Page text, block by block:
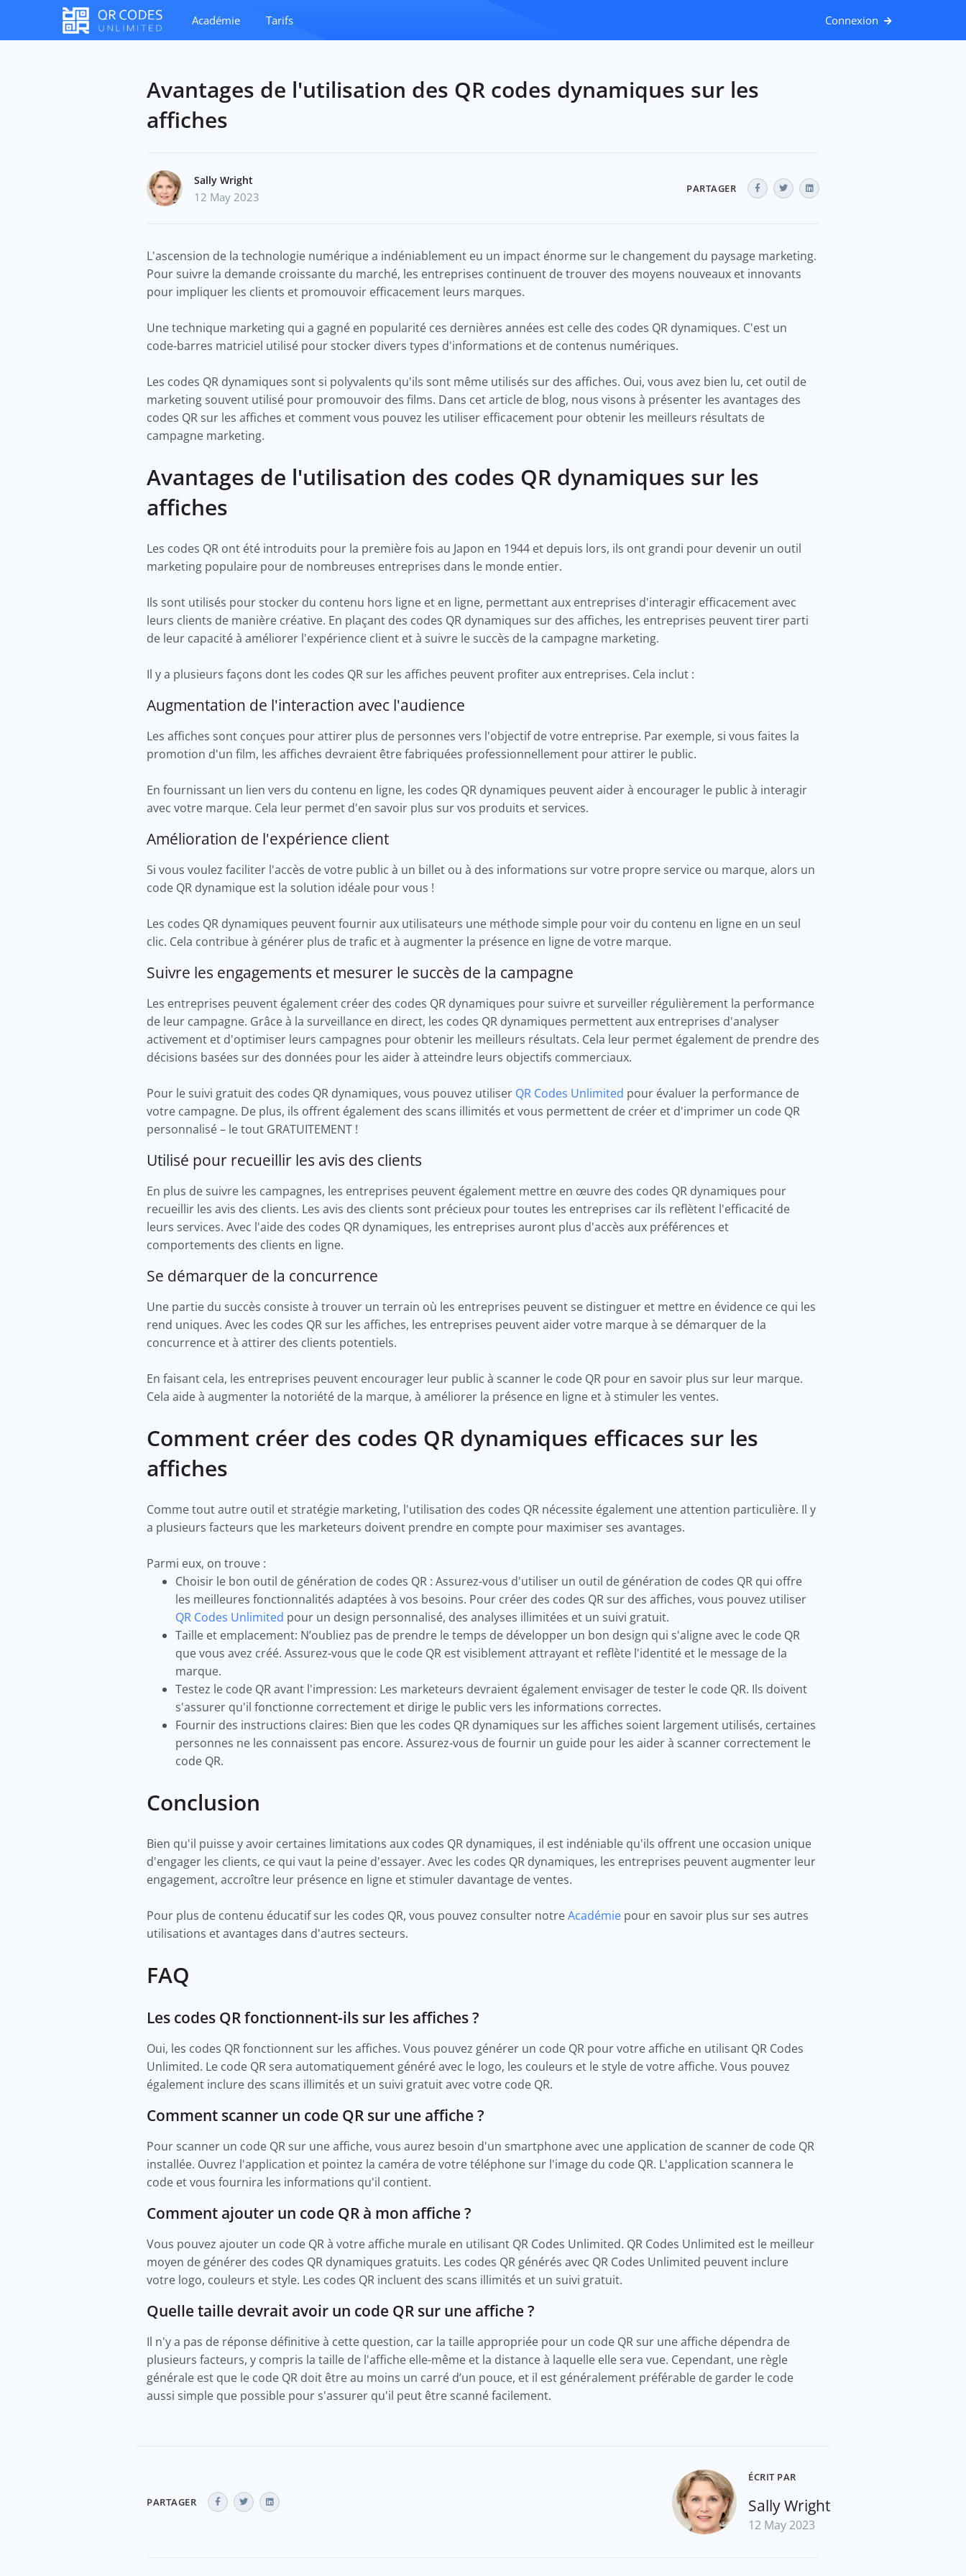
Académie Tarifs Connexion
Avantages de l'utilisation des QR codes dynamiques sur les
affiches
Sally Wright
12 May 2023
PARTAGER
L'ascension de la technologie numérique a indéniablement eu un impact énorme sur le changement du paysage marketing.
Pour suivre la demande croissante du marché, les entreprises continuent de trouver des moyens nouveaux et innovants
pour impliquer les clients et promouvoir efficacement leurs marques.
Une technique marketing qui a gagné en popularité ces dernières années est celle des codes QR dynamiques. C'est un
code-barres matriciel utilisé pour stocker divers types d'informations et de contenus numériques.
Les codes QR dynamiques sont si polyvalents qu'ils sont même utilisés sur des affiches. Oui, vous avez bien lu, cet outil de
marketing souvent utilisé pour promouvoir des films. Dans cet article de blog, nous visons à présenter les avantages des
codes QR sur les affiches et comment vous pouvez les utiliser efficacement pour obtenir les meilleurs résultats de
campagne marketing.
Avantages de l'utilisation des codes QR dynamiques sur les
affiches
Les codes QR ont été introduits pour la première fois au Japon en 1944 et depuis lors, ils ont grandi pour devenir un outil
marketing populaire pour de nombreuses entreprises dans le monde entier.
Ils sont utilisés pour stocker du contenu hors ligne et en ligne, permettant aux entreprises d'interagir efficacement avec
leurs clients de manière créative. En plaçant des codes QR dynamiques sur des affiches, les entreprises peuvent tirer parti
de leur capacité à améliorer l'expérience client et à suivre le succès de la campagne marketing.
Il y a plusieurs façons dont les codes QR sur les affiches peuvent profiter aux entreprises. Cela inclut :
Augmentation de l'interaction avec l'audience
Les affiches sont conçues pour attirer plus de personnes vers l'objectif de votre entreprise. Par exemple, si vous faites la
promotion d'un film, les affiches devraient être fabriquées professionnellement pour attirer le public.
En fournissant un lien vers du contenu en ligne, les codes QR dynamiques peuvent aider à encourager le public à interagir
avec votre marque. Cela leur permet d'en savoir plus sur vos produits et services.
Amélioration de l'expérience client
Si vous voulez faciliter l'accès de votre public à un billet ou à des informations sur votre propre service ou marque, alors un
code QR dynamique est la solution idéale pour vous !
Les codes QR dynamiques peuvent fournir aux utilisateurs une méthode simple pour voir du contenu en ligne en un seul
clic. Cela contribue à générer plus de trafic et à augmenter la présence en ligne de votre marque.
Suivre les engagements et mesurer le succès de la campagne
Les entreprises peuvent également créer des codes QR dynamiques pour suivre et surveiller régulièrement la performance
de leur campagne. Grâce à la surveillance en direct, les codes QR dynamiques permettent aux entreprises d'analyser
activement et d'optimiser leurs campagnes pour obtenir les meilleurs résultats. Cela leur permet également de prendre des
décisions basées sur des données pour les aider à atteindre leurs objectifs commerciaux.
Pour le suivi gratuit des codes QR dynamiques, vous pouvez utiliser QR Codes Unlimited pour évaluer la performance de
votre campagne. De plus, ils offrent également des scans illimités et vous permettent de créer et d'imprimer un code QR
personnalisé – le tout GRATUITEMENT !
Utilisé pour recueillir les avis des clients
En plus de suivre les campagnes, les entreprises peuvent également mettre en œuvre des codes QR dynamiques pour
recueillir les avis des clients. Les avis des clients sont précieux pour toutes les entreprises car ils reflètent l'efficacité de
leurs services. Avec l'aide des codes QR dynamiques, les entreprises auront plus d'accès aux préférences et
comportements des clients en ligne.
Se démarquer de la concurrence
Une partie du succès consiste à trouver un terrain où les entreprises peuvent se distinguer et mettre en évidence ce qui les
rend uniques. Avec les codes QR sur les affiches, les entreprises peuvent aider votre marque à se démarquer de la
concurrence et à attirer des clients potentiels.
En faisant cela, les entreprises peuvent encourager leur public à scanner le code QR pour en savoir plus sur leur marque.
Cela aide à augmenter la notoriété de la marque, à améliorer la présence en ligne et à stimuler les ventes.
Comment créer des codes QR dynamiques efficaces sur les
affiches
Comme tout autre outil et stratégie marketing, l'utilisation des codes QR nécessite également une attention particulière. Il y
a plusieurs facteurs que les marketeurs doivent prendre en compte pour maximiser ses avantages.
Parmi eux, on trouve :
Choisir le bon outil de génération de codes QR : Assurez-vous d'utiliser un outil de génération de codes QR qui offre
les meilleures fonctionnalités adaptées à vos besoins. Pour créer des codes QR sur des affiches, vous pouvez utiliser
QR Codes Unlimited pour un design personnalisé, des analyses illimitées et un suivi gratuit.
Taille et emplacement: N’oubliez pas de prendre le temps de développer un bon design qui s'aligne avec le code QR
que vous avez créé. Assurez-vous que le code QR est visiblement attrayant et reflète l'identité et le message de la
marque.
Testez le code QR avant l'impression: Les marketeurs devraient également envisager de tester le code QR. Ils doivent
s'assurer qu'il fonctionne correctement et dirige le public vers les informations correctes.
Fournir des instructions claires: Bien que les codes QR dynamiques sur les affiches soient largement utilisés, certaines
personnes ne les connaissent pas encore. Assurez-vous de fournir un guide pour les aider à scanner correctement le
code QR.
Conclusion
Bien qu'il puisse y avoir certaines limitations aux codes QR dynamiques, il est indéniable qu'ils offrent une occasion unique
d'engager les clients, ce qui vaut la peine d'essayer. Avec les codes QR dynamiques, les entreprises peuvent augmenter leur
engagement, accroître leur présence en ligne et stimuler davantage de ventes.
Pour plus de contenu éducatif sur les codes QR, vous pouvez consulter notreAcadémie pour en savoir plus sur ses autres
utilisations et avantages dans d'autres secteurs.
FAQ
Les codes QR fonctionnent-ils sur les affiches ?
Oui, les codes QR fonctionnent sur les affiches. Vous pouvez générer un code QR pour votre affiche en utilisant QR Codes
Unlimited. Le code QR sera automatiquement généré avec le logo, les couleurs et le style de votre affiche. Vous pouvez
également inclure des scans illimités et un suivi gratuit avec votre code QR.
Comment scanner un code QR sur une affiche ?
Pour scanner un code QR sur une affiche, vous aurez besoin d'un smartphone avec une application de scanner de code QR
installée. Ouvrez l'application et pointez la caméra de votre téléphone sur l'image du code QR. L'application scannera le
code et vous fournira les informations qu'il contient.
Comment ajouter un code QR à mon affiche ?
Vous pouvez ajouter un code QR à votre affiche murale en utilisant QR Codes Unlimited. QR Codes Unlimited est le meilleur
moyen de générer des codes QR dynamiques gratuits. Les codes QR générés avec QR Codes Unlimited peuvent inclure
votre logo, couleurs et style. Les codes QR incluent des scans illimités et un suivi gratuit.
Quelle taille devrait avoir un code QR sur une affiche ?
Il n'y a pas de réponse définitive à cette question, car la taille appropriée pour un code QR sur une affiche dépendra de
plusieurs facteurs, y compris la taille de l'affiche elle-même et la distance à laquelle elle sera vue. Cependant, une règle
générale est que le code QR doit être au moins un carré d’un pouce, et il est généralement préférable de garder le code
aussi simple que possible pour s'assurer qu'il peut être scanné facilement.
PARTAGER
ÉCRIT PAR
Sally Wright
12 May 2023